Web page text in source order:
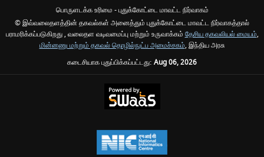
பொருளடக்க உரிமை - புதுக்கோட்டை மாவட்ட நிர்வாகம்
© இவ்வலைதளத்தின் தகவல்கள் அனைத்தும் புதுக்கோட்டை மாவட்ட நிர்வாகத்தால்
பராமரிக்கப்படுகிறது , வலைதள வடிவமைப்பு மற்றும் உருவாக்கம் தேசிய தகவலியல் மையம்,
மின்னணு மற்றும் தகவல் தொழில்நுட்ப அமைச்சகம், இந்திய அரசு
கடைசியாக புதுப்பிக்கப்பட்டது: Aug 06, 2026